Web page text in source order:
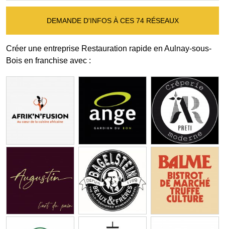
DEMANDE D'INFOS À CES 74 RÉSEAUX
Créer une entreprise Restauration rapide en Aulnay-sous-
Bois en franchise avec :